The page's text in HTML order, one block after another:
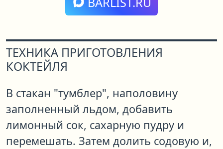
ТЕХНИКА ПРИГОТОВЛЕНИЯ
КОКТЕЙЛЯ
В стакан "тумблер", наполовину
заполненный льдом, добавить
лимонный сок, сахарную пудру и
перемешать. Затем долить содовую и,